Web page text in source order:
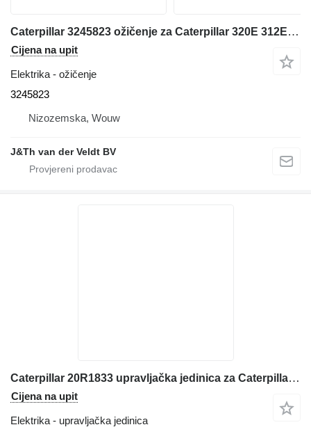
Caterpillar 3245823 ožičenje za Caterpillar 320E 312E 324E 316E 336E 318E 329E 349E 390F 336F 349F bagera
Cijena na upit
Elektrika - ožičenje
3245823
Nizozemska, Wouw
J&Th van der Veldt BV
Caterpillar 20R1833 upravljačka jedinica za Caterpillar 980K 982M C18 C15 C13 390F 352F 349E prednjeg utovarivača
Cijena na upit
Elektrika - upravljačka jedinica